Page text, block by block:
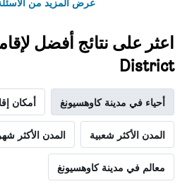
محور
Y
الذي
متوسط
سعر
غرفة
في
عطلة
نهاية
هذا
الأسبوع
District
أحياء في مدينة كاوهسيونغ أمكان
المدن الأكثر شعبية المدن الأكثر
معالم في مدينة كاوهسيونغ